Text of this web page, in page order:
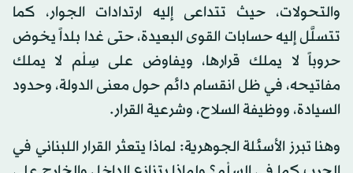
والتحولات، حيث تتداعى إليه ارتدادات الجوار، كما
تتسلَّل إليه حسابات القوى البعيدة، حتى غدا بلداً يخوض
حروباً لا يملك قرارها، ويفاوض على سِلْم لا يملك
مفاتيحه، في ظل انقسام دائم حول معنى الدولة، وحدود
السيادة، ووظيفة السلاح، وشرعية القرار.
وهنا تبرز الأسئلة الجوهرية: لماذا يتعثر القرار اللبناني في